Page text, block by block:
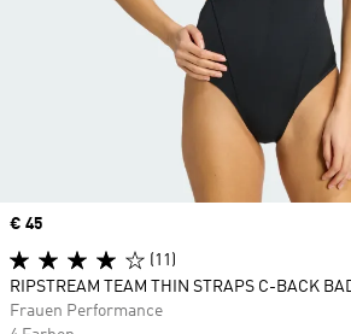
Price
€ 45
(11)
RIPSTREAM TEAM THIN STRAPS C-BACK
Frauen Performance